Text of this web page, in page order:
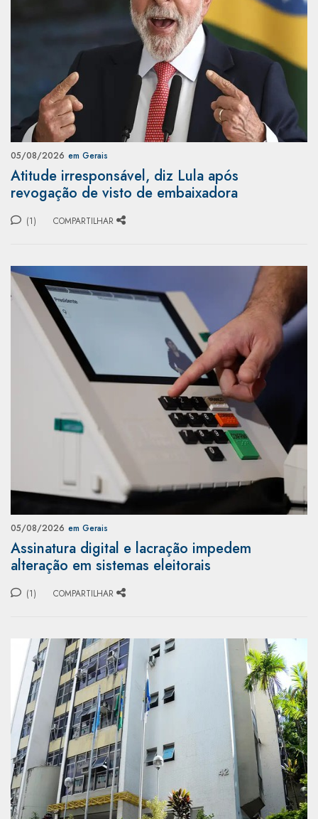
05/08/2026 em Gerais
Atitude irresponsável, diz Lula após
revogação de visto de embaixadora
(1) COMPARTILHAR
05/08/2026 em Gerais
Assinatura digital e lacração impedem
alteração em sistemas eleitorais
(1) COMPARTILHAR